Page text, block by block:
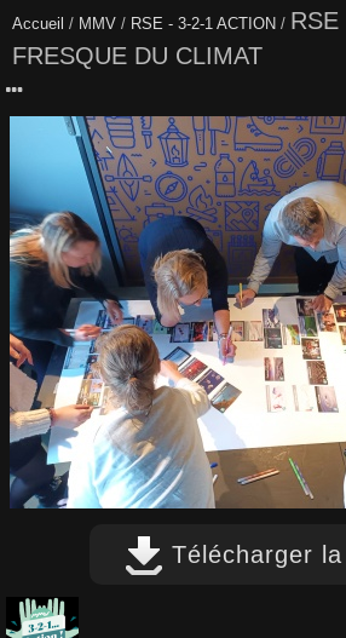
Accueil / MMV / RSE - 3-2-1 ACTION / RSE
FRESQUE DU CLIMAT
Télécharger